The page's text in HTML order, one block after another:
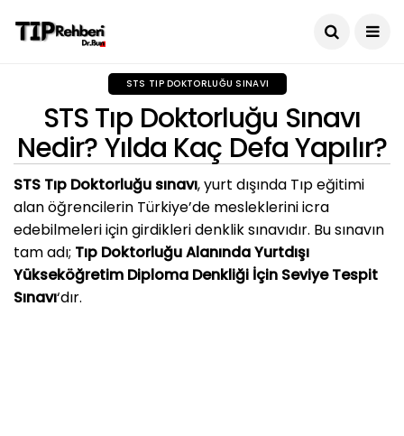
STS TIP DOKTORLUĞU SINAVI
STS Tıp Doktorluğu Sınavı
Nedir? Yılda Kaç Defa Yapılır?
STS Tıp Doktorluğu sınavı, yurt dışında Tıp eğitimi
alan öğrencilerin Türkiye’de mesleklerini icra
edebilmeleri için girdikleri denklik sınavıdır. Bu sınavın
tam adı; Tıp Doktorluğu Alanında Yurtdışı
Yükseköğretim Diploma Denkliği İçin Seviye Tespit
Sınavı‘dır.